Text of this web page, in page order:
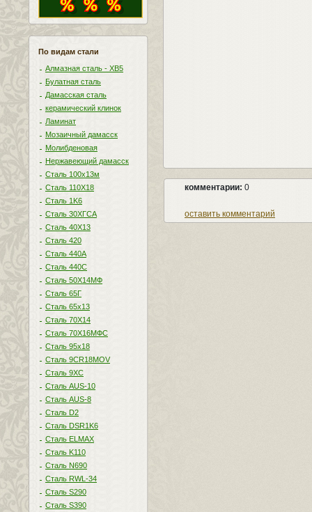
По видам стали
Алмазная сталь - ХВ5
Булатная сталь
Дамасская сталь
керамический клинок
Ламинат
Мозаичный дамасск
Молибденовая
Нержавеющий дамасск
Сталь 100х13м
Сталь 110Х18
Сталь 1K6
Сталь 30ХГСА
Сталь 40Х13
Сталь 420
Сталь 440A
Сталь 440С
Сталь 50Х14МФ
Сталь 65Г
Сталь 65х13
Сталь 70Х14
Сталь 70Х16МФС
Сталь 95х18
Сталь 9CR18MOV
Сталь 9ХС
Сталь AUS-10
Сталь AUS-8
Сталь D2
Сталь DSR1K6
Сталь ELMAX
Сталь K110
Сталь N690
Сталь RWL-34
Сталь S290
Сталь S390
комментарии: 0
оставить комментарий